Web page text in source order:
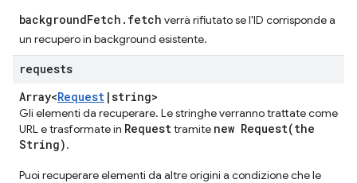
backgroundFetch.fetch verrà rifiutato se l'ID corrisponde a
un recupero in background esistente.
requests
Array<Request |string>
Gli elementi da recuperare. Le stringhe verranno trattate come
URL e trasformate in Requesttramite new Request(the
String).
Puoi recuperare elementi da altre origini a condizione che le